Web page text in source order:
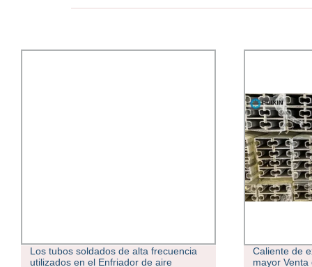
Los tubos soldados de alta frecuencia
utilizados en el Enfriador de aire
Caliente de
mayor